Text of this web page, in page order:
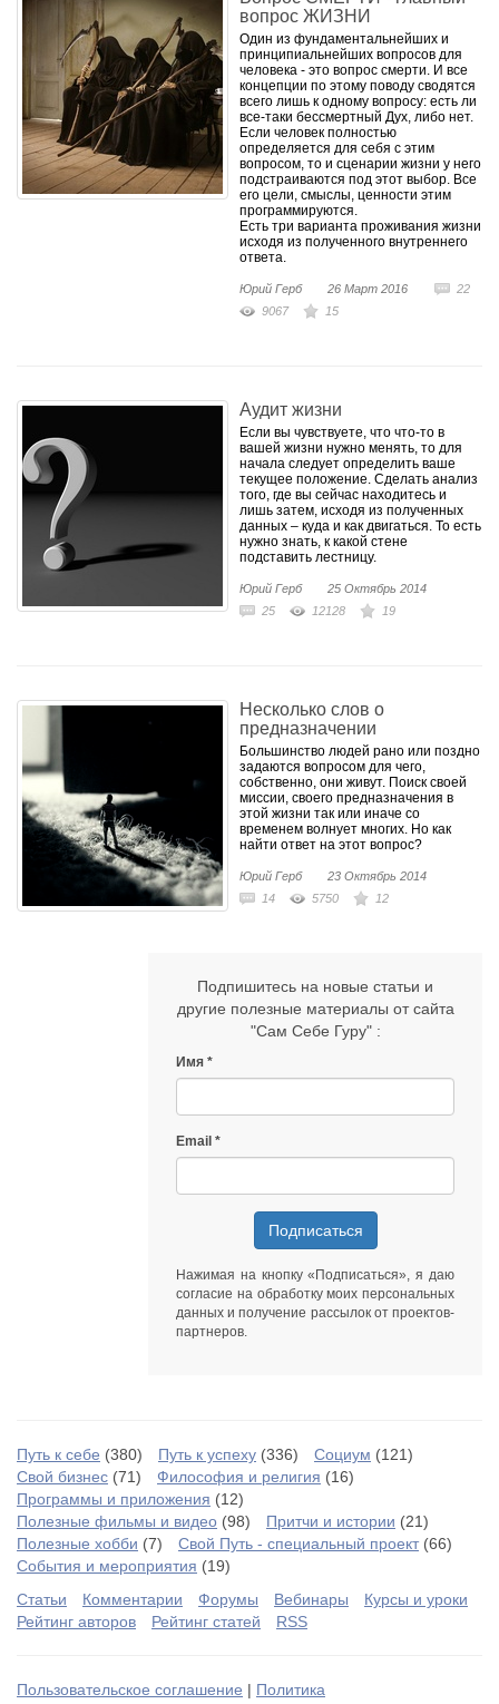
вопрос ЖИЗНИ
Один из фундаментальнейших и
принципиальнейших вопросов для
человека - это вопрос смерти. И все
концепции по этому поводу сводятся
всего лишь к одному вопросу: есть ли
все-таки бессмертный Дух, либо нет.
Если человек полностью
определяется для себя с этим
вопросом, то и сценарии жизни у него
подстраиваются под этот выбор. Все
его цели, смыслы, ценности этим
программируются.
Есть три варианта проживания жизни
исходя из полученного внутреннего
ответа.
Юрий Герб 26 Март 2016
22
9067
15
​Аудит жизни
Если вы чувствуете, что что-то в
вашей жизни нужно менять, то для
начала следует определить ваше
текущее положение. Сделать анализ
того, где вы сейчас находитесь и
лишь затем, исходя из полученных
данных – куда и как двигаться. То есть
нужно знать, к какой стене
подставить лестницу.
Юрий Герб
25 Октябрь 2014
25
12128 19
Несколько слов о
предназначении
Большинство людей рано или поздно
задаются вопросом для чего,
собственно, они живут. Поиск своей
миссии, своего предназначения в
этой жизни так или иначе со
временем волнует многих. Но как
найти ответ на этот вопрос?
Юрий Герб
23 Октябрь 2014
14
5750 12
Подпишитесь на новые статьи и
другие полезные материалы от сайта
"Сам Себе Гуру" :
Имя
Email
Подписаться
Нажимая на кнопку «Подписаться», я даю
согласие на обработку моих персональных
данных и получение рассылок от проектов-
партнеров.
Путь к себе (380) Путь к успеху (336) Социум (121)
Свой бизнес (71) Философия и религия (16)
Программы и приложения (12)
Полезные фильмы и видео (98) Притчи и истории (21)
Полезные хобби (7) Свой Путь - специальный проект(66)
События и мероприятия (19)
Статьи
Комментарии Форумы Вебинары
Курсы и уроки
Рейтинг авторов
Рейтинг статей RSS
Пользовательское соглашение | Политика